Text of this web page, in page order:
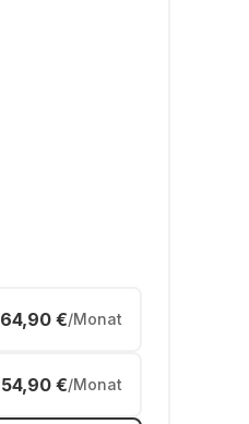
64,90 €/Monat
54,90 €/Monat